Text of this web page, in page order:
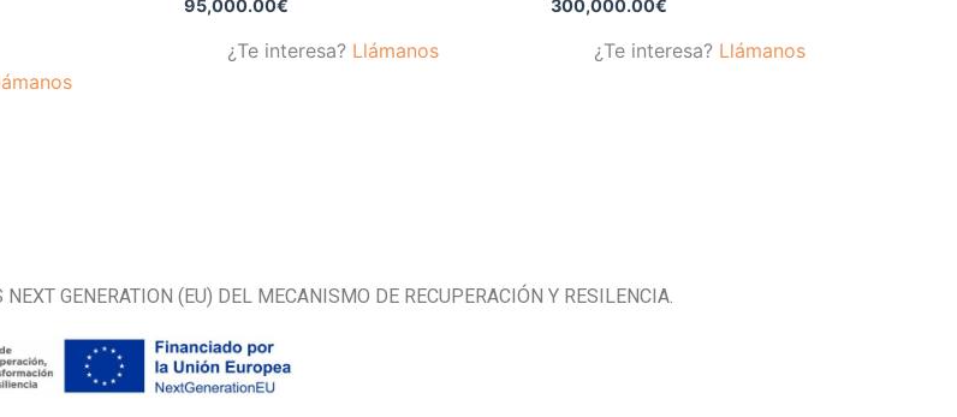
95,000.00€
¿Te interesa? Llámanos
300,000.00€
¿Te interesa? Llámanos
GENERATION (EU) DEL MECANISMO DE RECUPERACIÓN Y RESILENCIA.